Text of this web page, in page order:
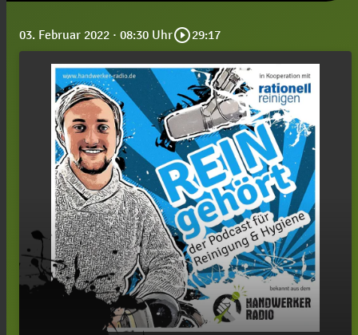
03. Februar 2022 · 08:30 Uhrplay_circle_outline29:17